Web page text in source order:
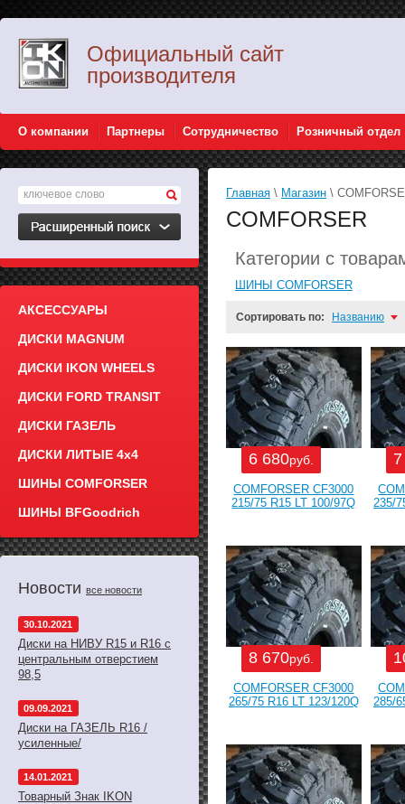
Официальный сайт
производителя
О компании Партнеры Сотрудничество Розничный отдел
АКСЕССУАРЫ
ДИСКИ MAGNUM
ДИСКИ IKON WHEELS
ДИСКИ FORD TRANSIT
ДИСКИ ГАЗЕЛЬ
ДИСКИ ЛИТЫЕ 4x4
ШИНЫ COMFORSER
ШИНЫ BFGoodrich
Новости все новости
30.10.2021
Диски на НИВУ R15 и R16 с
центральным отверстием
98,5
09.09.2021
Диски на ГАЗЕЛЬ R16 /
усиленные/
14.01.2021
Товарный Знак IKON
Главная \ Магазин \
COMFORSER
Категории с
ШИНЫ COMFORSER
Сортировать по: Названию
6 680руб.
COMFORSER CF3000
215/75 R15 LT 100/97Q
235/
8 670руб.
COMFORSER CF3000
265/75 R16 LT 123/120Q
285/